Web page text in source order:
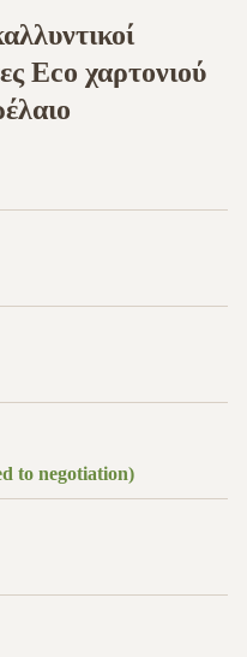
Eco χαρτονιού
to negotiation)